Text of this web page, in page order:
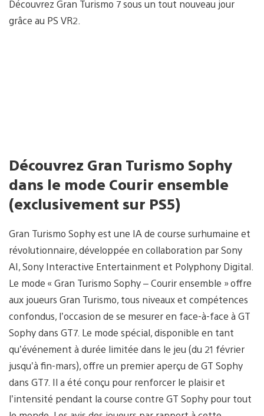
Découvrez Gran Turismo 7 sous un tout nouveau jour
grâce au PS VR2.
Découvrez Gran Turismo Sophy
dans le mode Courir ensemble
(exclusivement sur PS5)
Gran Turismo Sophy est une IA de course surhumaine et
révolutionnaire, développée en collaboration par Sony
AI, Sony Interactive Entertainment et Polyphony Digital.
Le mode « Gran Turismo Sophy – Courir ensemble » offre
aux joueurs Gran Turismo, tous niveaux et compétences
confondus, l’occasion de se mesurer en face-à-face à GT
Sophy dans GT7. Le mode spécial, disponible en tant
qu’événement à durée limitée dans le jeu (du 21 février
jusqu’à fin-mars), offre un premier aperçu de GT Sophy
dans GT7. Il a été conçu pour renforcer le plaisir et
l’intensité pendant la course contre GT Sophy pour tout